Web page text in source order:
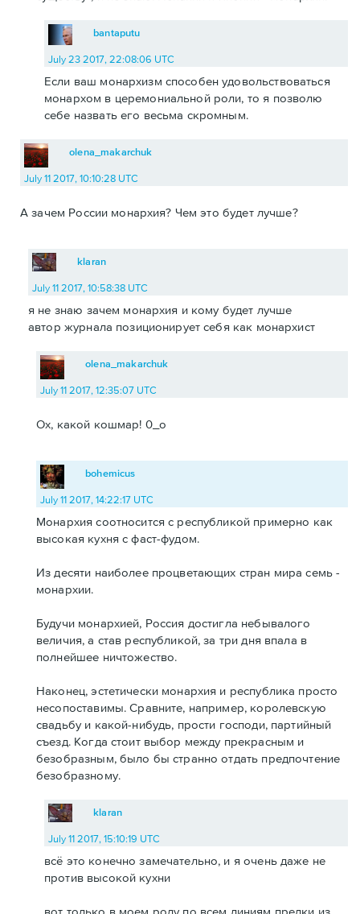
bantaputu
July 23 2017, 22:08:06 UTC
Если ваш монархизм способен удовольствоваться
монархом в церемониальной роли, то я позволю
себе назвать его весьма скромным.
olena_makarchuk
July 11 2017, 10:10:28 UTC
А зачем России монархия? Чем это будет лучше?
klaran
July 11 2017, 10:58:38 UTC
я не знаю зачем монархия и кому будет лучше
автор журнала позиционирует себя как монархист
olena_makarchuk
July 11 2017, 12:35:07 UTC
Ох, какой кошмар! 0_о
bohemicus
July 11 2017, 14:22:17 UTC
Монархия соотносится с республикой примерно как
высокая кухня с фаст-фудом.
Из десяти наиболее процветающих стран мира семь -
монархии.
Будучи монархией, Россия достигла небывалого
величия, а став республикой, за три дня впала в
полнейшее ничтожество.
Наконец, эстетически монархия и республика просто
несопоставимы. Сравните, например, королевскую
свадьбу и какой-нибудь, прости господи, партийный
съезд. Когда стоит выбор между прекрасным и
безобразным, было бы странно отдать предпочтение
безобразному.
klaran
July 11 2017, 15:10:19 UTC
всё это конечно замечательно, и я очень даже не
против высокой кухни